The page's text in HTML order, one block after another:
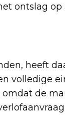
ontslag
heeft
volledige
de